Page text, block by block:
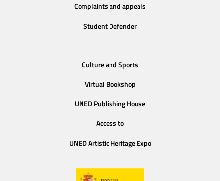
Complaints and appeals
Student Defender
Culture and Sports
Virtual Bookshop
UNED Publishing House
Access to
UNED Artistic Heritage Expo